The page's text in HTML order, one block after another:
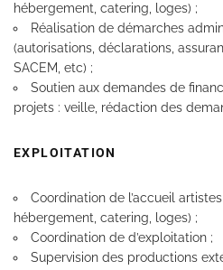
hébergement, catering, loges) ;
Réalisation de démarches
(autorisations, déclarations,
SACEM, etc) ;
Soutien aux demandes de
projets : veille, rédaction des
EXPLOITATION
Coordination de l’accueil
hébergement, catering, loges) ;
Coordination de d’exploitation ;
Supervision des productions